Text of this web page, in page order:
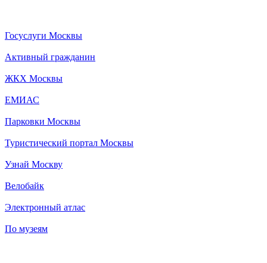
Госуслуги Москвы
Активный гражданин
ЖКХ Москвы
ЕМИАС
Парковки Москвы
Туристический портал Москвы
Узнай Москву
Велобайк
Электронный атлас
По музеям